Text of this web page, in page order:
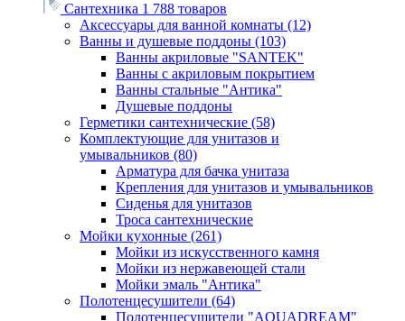
Сантехника 1 788 товаров
Аксессуары для ванной комнаты (12)
Ванны и душевые поддоны (103)
Ванны акриловые "SANTEK"
Ванны с акриловым покрытием
Ванны стальные "Антика"
Душевые поддоны
Герметики сантехнические (58)
Комплектующие для унитазов и
умывальников (80)
Арматура для бачка унитаза
Крепления для унитазов и умывальников
Сиденья для унитазов
Троса сантехнические
Мойки кухонные (261)
Мойки из искусственного камня
Мойки из нержавеющей стали
Мойки эмаль "Антика"
Полотенцесушители (64)
Полотенцесушители "AQUADREAM"